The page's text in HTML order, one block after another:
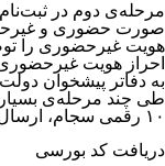
مرحله‌ی دوم در
صورت حضوری و
هویت غیرحضوری را
احراز هویت
به دفاتر پیشخوان
طی چند مرحله‌ی بسیار
۱۰ رقمی سجام، ارسال تصویر امضا و ارسال یک ویدئو، انجام می‌شود.
دریافت کد بورسی